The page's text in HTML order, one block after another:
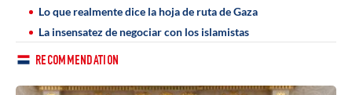
Lo que realmente dice la hoja de ruta de Gaza
La insensatez de negociar con los islamistas
RECOMMENDATION